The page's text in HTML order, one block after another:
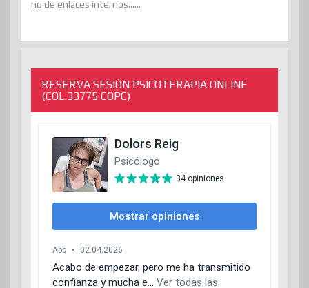
no de enlaces internos......
RESERVA SESIÓN PSICOTERAPIA ONLINE
(COL.33775 COPC)